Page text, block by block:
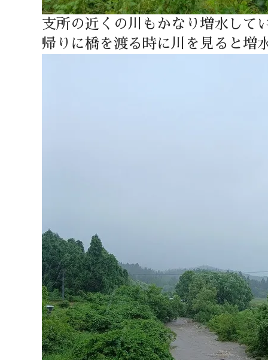
支所の近くの川もかなり増水して
帰りに橋を渡る時に川を見ると増